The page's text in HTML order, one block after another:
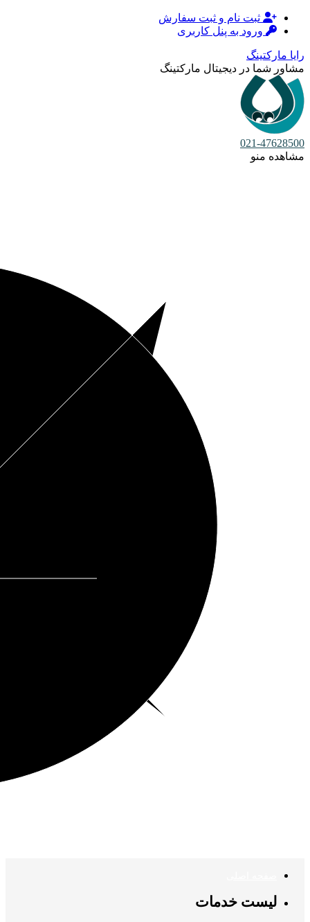
ثبت نام و ثبت سفارش
ورود به پنل کاربری
رایا مارکتینگ
مشاور شما در دیجیتال مارکتینگ
021-47628500
مشاهده منو
لیست خدمات